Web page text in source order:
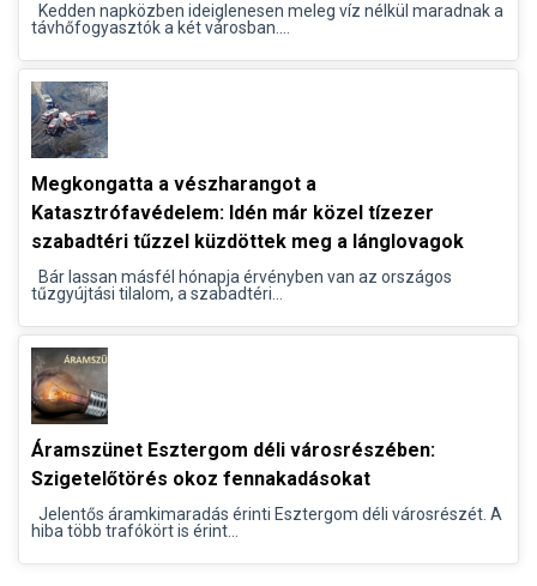
Kedden napközben ideiglenesen meleg víz nélkül maradnak a
távhőfogyasztók a két városban....
Megkongatta a vészharangot a
Katasztrófavédelem: Idén már közel tízezer
szabadtéri tűzzel küzdöttek meg a lánglovagok
Bár lassan másfél hónapja érvényben van az országos
tűzgyújtási tilalom, a szabadtéri...
Áramszünet Esztergom déli városrészében:
Szigetelőtörés okoz fennakadásokat
Jelentős áramkimaradás érinti Esztergom déli városrészét. A
hiba több trafókört is érint...